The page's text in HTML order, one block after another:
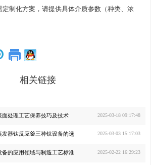
制化方案，请提供具体介质参数（种类、浓
相关链接
2025-03-18 09:17:48
处理工艺保养技巧及技术
2025-03-03 15:17:03
发器钛反应釜三种钛设备的选
2025-02-22 16:29:23
的应用领域与制造工艺标准